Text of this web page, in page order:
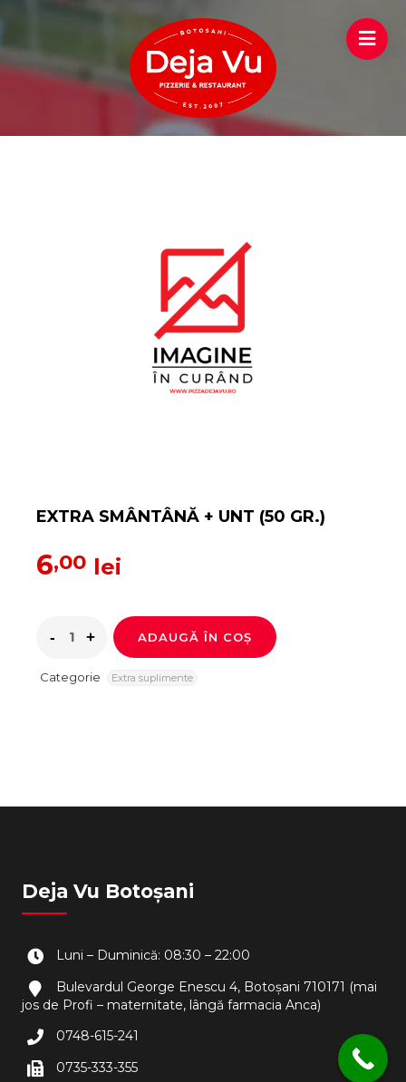
EXTRA SMÂNTÂNĂ + UNT (50 GR.)
6,00 lei
ADAUGĂ ÎN COȘ
Categorie Extra suplimente
Deja Vu Botoșani
Luni – Duminică: 08:30 – 22:00
Bulevardul George Enescu 4, Botoșani 710171 (mai
jos de Profi – maternitate, lângă farmacia Anca)
0748-615-241
0735-333-355